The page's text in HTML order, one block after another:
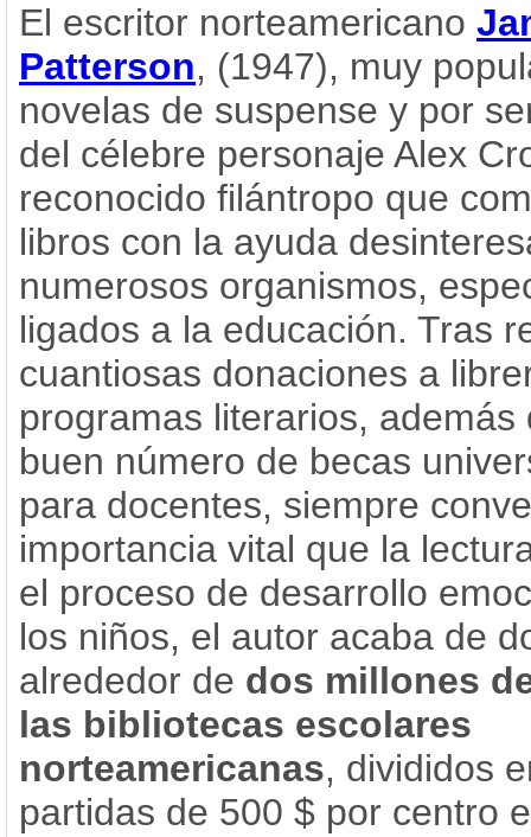
El escritor norteamericano
Patterson, (1947), muy
novelas de suspense y por
del célebre personaje Alex
reconocido filántropo que
libros con la ayuda
numerosos organismos,
ligados a la educación. Tras
cuantiosas donaciones a
programas literarios, además
buen número de becas
para docentes, siempre
importancia vital que la
el proceso de desarrollo
los niños, el autor acaba de
alrededor de dos millones
las bibliotecas escolares
norteamericanas, divididos
partidas de 500 $ por centro